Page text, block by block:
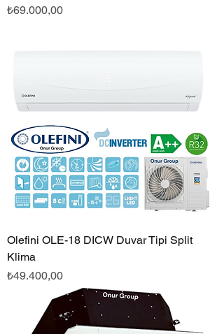
Fiyat
₺69.000,00
Olefini OLE-18 DICW Duvar Tipi Split
Klima
Fiyat
₺49.400,00